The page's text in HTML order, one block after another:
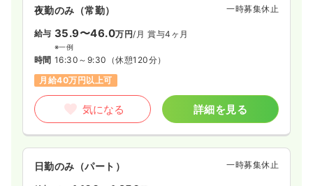
夜勤のみ（常勤） 一時募集休止
給与 35.9〜46.0万円/月 賞与4ヶ月
※一例
時間 16:30～9:30 （休憩120分）
月給40万円以上可
気になる 詳細を見る
日勤のみ（パート） 一時募集休止